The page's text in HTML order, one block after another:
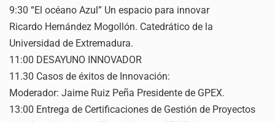
9:30 “El océano Azul” Un espacio para innovar
Ricardo Hernández Mogollón. Catedrático de la
Universidad de Extremadura.
11:00 DESAYUNO INNOVADOR
11.30 Casos de éxitos de Innovación:
Moderador: Jaime Ruiz Peña Presidente de GPEX.
13:00 Entrega de Certificaciones de Gestión de Proyectos